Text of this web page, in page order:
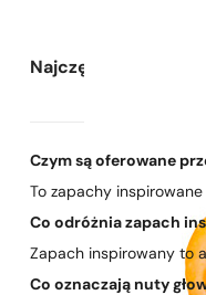
Najczęściej
Czym są oferowane
To zapachy
Co odróżnia zapach
Zapach inspirowany to
Co oznaczają nuty